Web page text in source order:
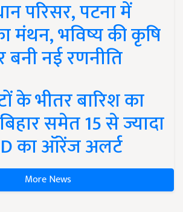
परिसर, पटना में
मंथन, भविष्य की कृषि
नई रणनीति
के भीतर बारिश का
समेत 15 से ज्यादा
का ऑरेंज अलर्ट
More News